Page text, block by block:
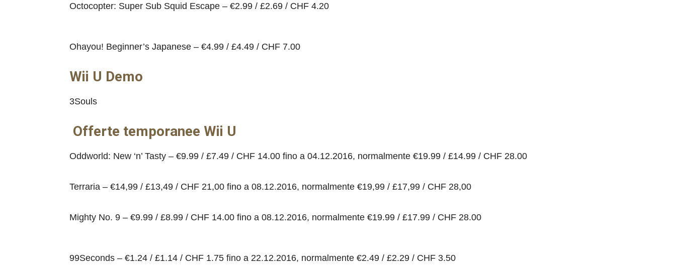
Octocopter: Super Sub Squid Escape – €2.99 / £2.69 / CHF 4.20
Ohayou! Beginner’s Japanese – €4.99 / £4.49 / CHF 7.00
Wii U Demo
3Souls
Offerte temporanee Wii U
Oddworld: New ‘n’ Tasty – €9.99 / £7.49 / CHF 14.00 fino a 04.12.2016, normalmente €19.99 / £14.99 / CHF 28.00
Terraria – €14,99 / £13,49 / CHF 21,00 fino a 08.12.2016, normalmente €19,99 / £17,99 / CHF 28,00
Mighty No. 9 – €9.99 / £8.99 / CHF 14.00 fino a 08.12.2016, normalmente €19.99 / £17.99 / CHF 28.00
99Seconds – €1.24 / £1.14 / CHF 1.75 fino a 22.12.2016, normalmente €2.49 / £2.29 / CHF 3.50